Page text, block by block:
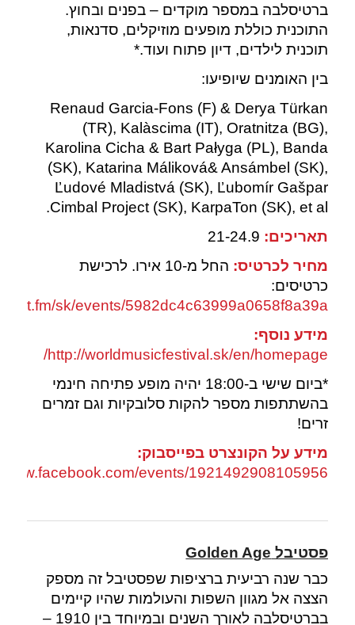
ברטיסלבה במספר מוקדים – בפנים ובחוץ.
התוכנית כוללת מופעים מוזיקלים, סדנאות,
תוכנית לילדים, דיון פתוח ועוד.*
בין האומנים שיופיעו:
Renaud Garcia-Fons (F) & Derya Türkan
(TR), Kalàscima (IT), Oratnitza (BG),
Karolina Cicha & Bart Pałyga (PL), Banda
(SK), Katarina Máliková& Ansámbel (SK),
Ľudové Mladistvá (SK), Ľubomír Gašpar
Cimbal Project (SK), KarpaTon (SK), et al.
תאריכים:
מחיר לכרטיס:
החל מ-10 אירו. לרכישת
כרטיסים:
sk/events/5982dc4c63999a0658f8a39a
מידע נוסף:
http://worldmusicfestival.sk/en/homepage/
*ביום שישי ב-18:00 יהיה מופע פתיחה חינמי
בהשתתפות מספר להקות סלובקיות וגם זמרים
זרים!
מידע על הקונצרט בפייסבוק:
events/1921492908105956/
פסטיבל Golden Age
כבר שנה רביעית ברציפות שפסטיבל זה מספק
הצצה אל מגוון השפות והעולמות שהיו קיימים
בברטיסלבה לאורך השנים ובמיוחד בין 1910 –